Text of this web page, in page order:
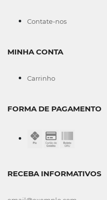
Contate-nos
MINHA CONTA
Carrinho
FORMA DE PAGAMENTO
RECEBA INFORMATIVOS